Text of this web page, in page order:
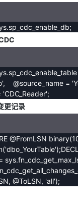
@source_name =
'CDC_Reader';
更记录
@FromLSN
@ToLSN, 'all');